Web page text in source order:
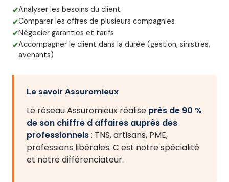
Analyser les besoins du client
Comparer les offres de plusieurs compagnies
Négocier garanties et tarifs
Accompagner le client dans la durée (gestion, sinistres,
avenants)
Le savoir Assuromieux
Le réseau Assuromieux réalise près de 90 %
de son chiffre d affaires auprès des
professionnels: TNS, artisans, PME,
professions libérales. C est notre spécialité
et notre différenciateur.